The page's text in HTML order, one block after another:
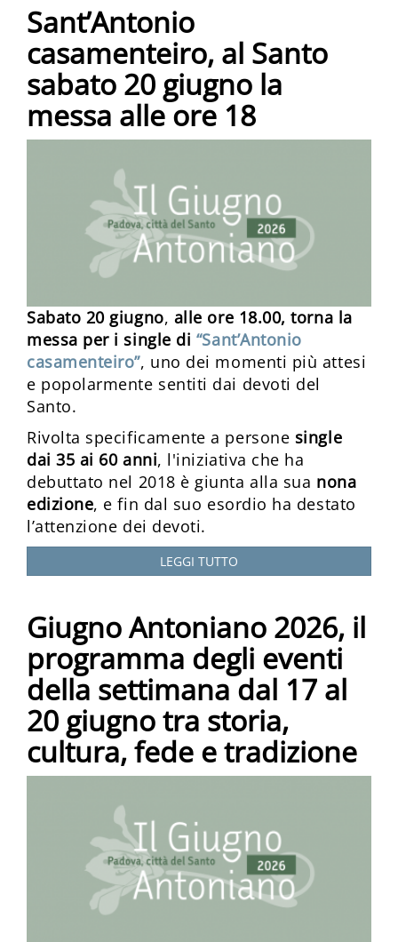
Sant’Antonio
casamenteiro, al Santo
sabato 20 giugno la
messa alle ore 18
Sabato 20 giugno, alle ore 18.00, torna la
messa per i single di “Sant’Antonio
casamenteiro”, uno dei momenti più attesi
e popolarmente sentiti dai devoti del
Santo.
Rivolta specificamente a persone single
dai 35 ai 60 anni, l'iniziativa che ha
debuttato nel 2018 è giunta alla sua nona
edizione, e fin dal suo esordio ha destato
l’attenzione dei devoti.
LEGGI TUTTO
Giugno Antoniano 2026, il
programma degli eventi
della settimana dal 17 al
20 giugno tra storia,
cultura, fede e tradizione